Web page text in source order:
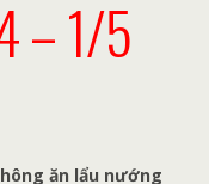
– 1/5
ăn lẩu nướng